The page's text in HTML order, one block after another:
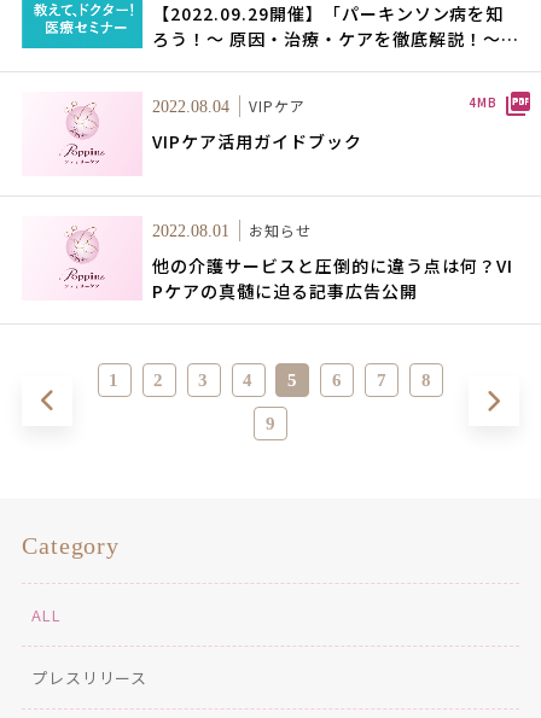
【2022.09.29開催】「パーキンソン病を知
ろう！～ 原因・治療・ケアを徹底解説！～」
部長 飯ケ谷美峰氏
2022.08.04 VIPケア
VIPケア活用ガイドブック
4MB
2022.08.01 お知らせ
他の介護サービスと圧倒的に違う点は何？VI
Pケアの真髄に迫る記事広告公開
1 2 3 4 5 6 7 8
9
Category
ALL
プレスリリース